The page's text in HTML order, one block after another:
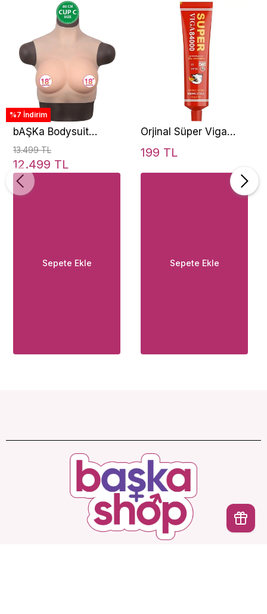
%7 İndirim
bAŞKa Bodysuit
Crossdresser Boyunlu
Giyilebilir Silikon
Göğüs Cup C
13.499 TL
12.499 TL
Sepete Ekle
Orjinal Süper Viga
84000 15 Ml. Özel
199 TL
Sepete Ekle